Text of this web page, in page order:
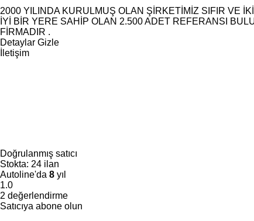
2000 YILINDA KURULMUŞ OLAN ŞİRKETİMİZ SIFIR VE
İYİ BİR YERE SAHİP OLAN 2.500 ADET REFERANSI
FİRMADIR .
Detaylar Gizle
İletişim
Doğrulanmış satıcı
Stokta: 24 ilan
Autoline'da 8 yıl
1.0
2 değerlendirme
Satıcıya abone olun